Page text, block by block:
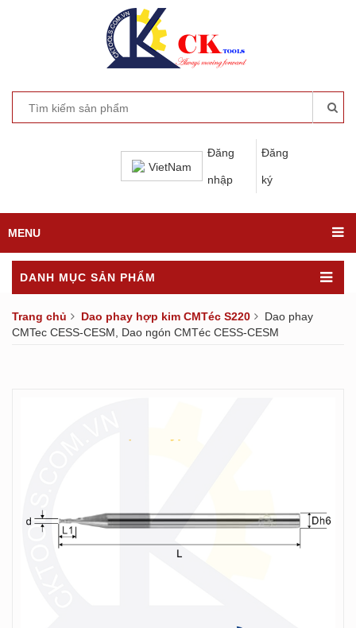
VietNam
Đăng
nhập
Đăng
ký
MENU
DANH MỤC SẢN PHẨM
Trang chủ Dao phay hợp kim CMTéc S220
Dao phay
CMTec CESS-CESM, Dao ngón CMTéc CESS-CESM